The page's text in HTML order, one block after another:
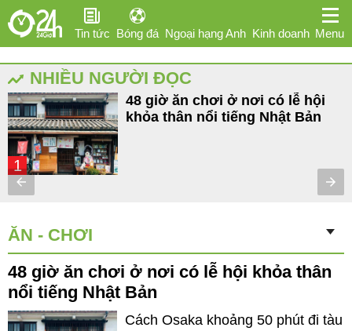
Menu
Tin tức Bóng đá Ngoại hạng Anh Kinh doanh
Giải trí Sức khỏe Hi-tech
NHIỀU NGƯỜI ĐỌC
1
48 giờ ăn chơi ở nơi có lễ hội
khỏa thân nổi tiếng Nhật Bản
ĂN - CHƠI
48 giờ ăn chơi ở nơi có lễ hội khỏa thân
nổi tiếng Nhật Bản
Cách Osaka khoảng 50 phút đi tàu